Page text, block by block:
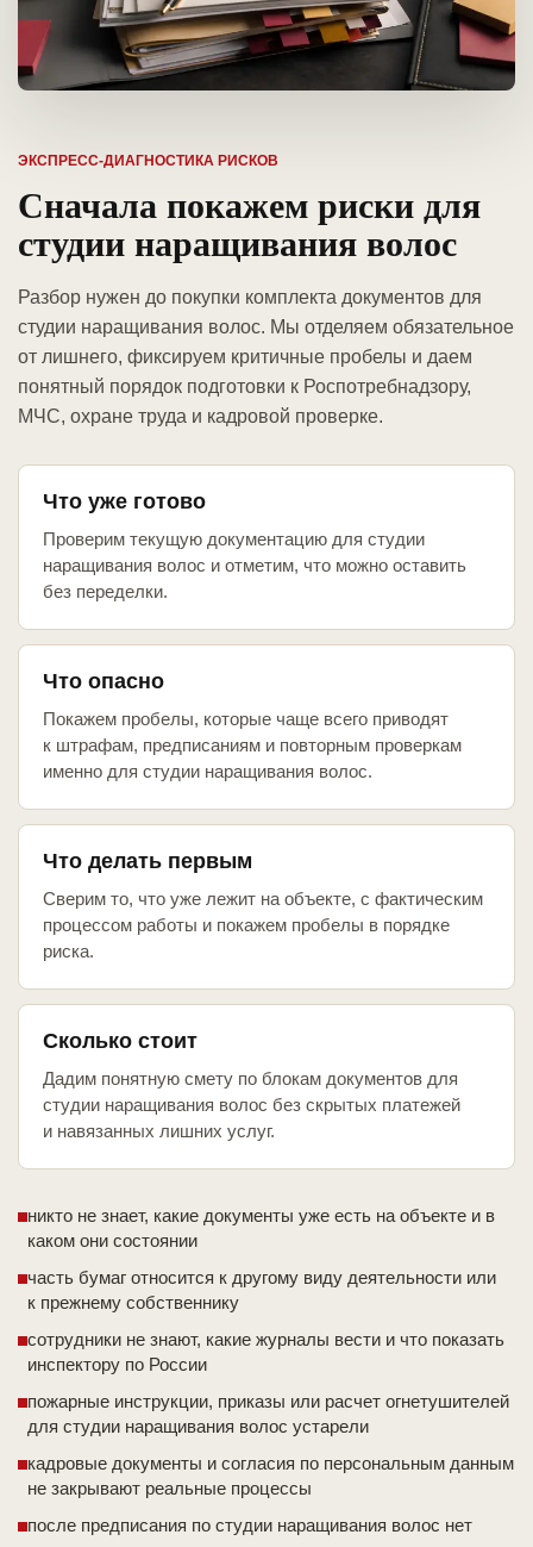
ЭКСПРЕСС-ДИАГНОСТИКА РИСКОВ
Сначала покажем риски для
студии наращивания волос
Разбор нужен до покупки комплекта документов для
студии наращивания волос. Мы отделяем обязательное
от лишнего, фиксируем критичные пробелы и даем
понятный порядок подготовки к Роспотребнадзору,
МЧС, охране труда и кадровой проверке.
Что уже готово
Проверим текущую документацию для студии
наращивания волос и отметим, что можно оставить
без переделки.
Что опасно
Покажем пробелы, которые чаще всего приводят
к штрафам, предписаниям и повторным проверкам
именно для студии наращивания волос.
Что делать первым
Сверим то, что уже лежит на объекте, с фактическим
процессом работы и покажем пробелы в порядке
риска.
Сколько стоит
Дадим понятную смету по блокам документов для
студии наращивания волос без скрытых платежей
и навязанных лишних услуг.
никто не знает, какие документы уже есть на объекте и в
каком они состоянии
часть бумаг относится к другому виду деятельности или
к прежнему собственнику
сотрудники не знают, какие журналы вести и что показать
инспектору по России
пожарные инструкции, приказы или расчет огнетушителей
для студии наращивания волос устарели
кадровые документы и согласия по персональным данным
не закрывают реальные процессы
после предписания по студии наращивания волос нет